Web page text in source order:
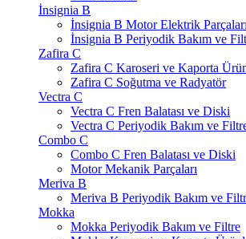
İnsignia B
İnsignia B Motor Elektrik Parçaları
İnsignia B Periyodik Bakım ve
Zafira C
Zafira C Karoseri ve Kaporta
Zafira C Soğutma ve Radyatör
Vectra C
Vectra C Fren Balatası ve Diski
Vectra C Periyodik Bakım ve
Combo C
Combo C Fren Balatası ve Diski
Motor Mekanik Parçaları
Meriva B
Meriva B Periyodik Bakım ve
Mokka
Mokka Periyodik Bakım ve Filtre